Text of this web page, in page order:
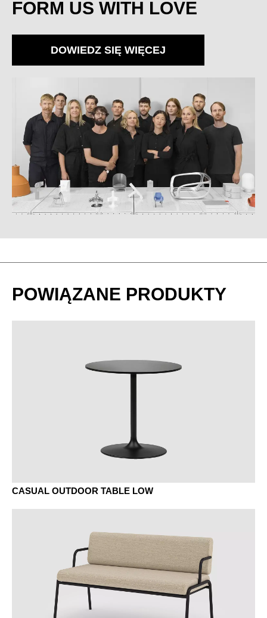
FORM US WITH LOVE
DOWIEDZ SIĘ WIĘCEJ
POWIĄZANE PRODUKTY
CASUAL OUTDOOR TABLE LOW